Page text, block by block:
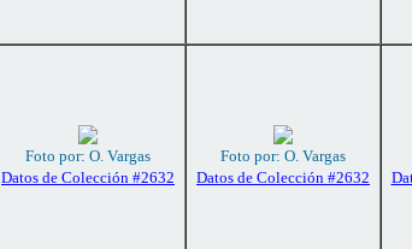
Foto por: O. Vargas
Datos de Colección #2632
Foto por: O. Vargas
Datos de Colección #2632